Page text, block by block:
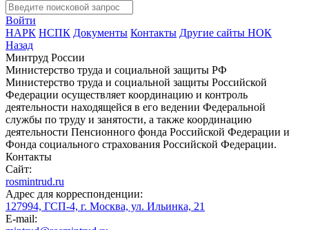
Войти
НАРК НСПК Документы Контакты Другие сайты НОК
Назад
Минтруд России
Министерство труда и социальной защиты РФ
Министерство труда и социальной защиты Российской
Федерации осуществляет координацию и контроль
деятельности находящейся в его ведении Федеральной
службы по труду и занятости, а также координацию
деятельности Пенсионного фонда Российской Федерации и
Фонда социального страхования Российской Федерации.
Контакты
Сайт:
rosmintrud.ru
Адрес для корреспонденции:
127994, ГСП-4, г. Москва, ул. Ильинка, 21
E-mail: